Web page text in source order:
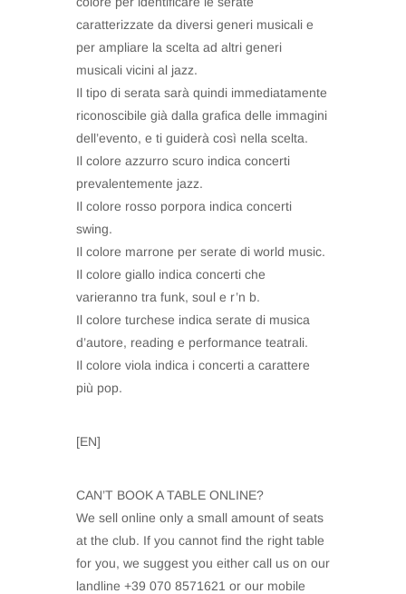
caratterizzate da diversi generi musicali e
per ampliare la scelta ad altri generi
musicali vicini al jazz.
Il tipo di serata sarà quindi immediatamente
riconoscibile già dalla grafica delle immagini
dell’evento, e ti guiderà così nella scelta.
Il colore azzurro scuro indica concerti
prevalentemente jazz.
Il colore rosso porpora indica concerti
swing.
Il colore marrone per serate di world music.
Il colore giallo indica concerti che
varieranno tra funk, soul e r’n b.
Il colore turchese indica serate di musica
d’autore, reading e performance teatrali.
Il colore viola indica i concerti a carattere
più pop.
[EN]
CAN’T BOOK A TABLE ONLINE?
We sell online only a small amount of seats
at the club. If you cannot find the right table
for you, we suggest you either call us on our
landline +39 070 8571621 or our mobile